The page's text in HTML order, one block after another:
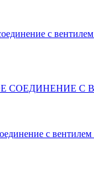
с
СОЕДИНЕНИЕ С
с вентилем